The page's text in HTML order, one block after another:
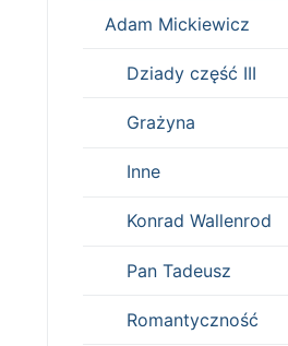
Adam Mickiewicz
Dziady część III
Grażyna
Inne
Konrad Wallenrod
Pan Tadeusz
Romantyczność